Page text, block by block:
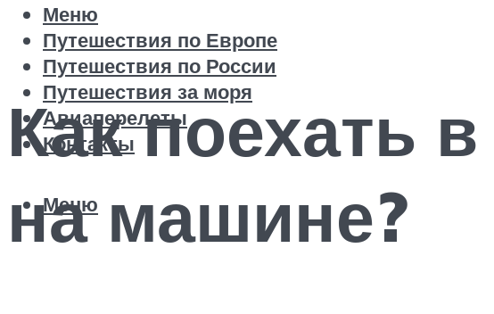
Путешествия по Европе
Путешествия по России
Путешествия за моря
Авиаперелеты
Контакты
Меню
Меню
Как поехать
на машине?